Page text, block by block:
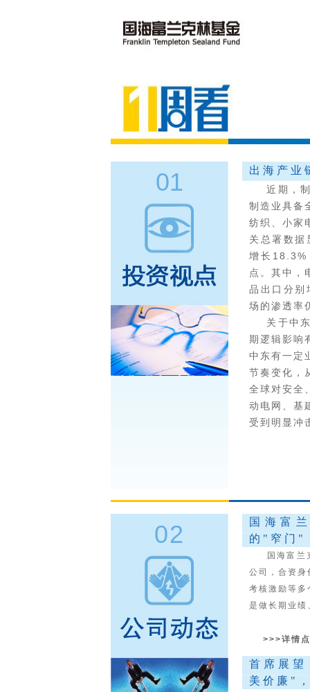
01 出海产业
近期，制
制造业具备
纺织、小家
关总署数
增长18.3%
点。其中，
品出口分
场的渗透率
关于中东
期逻辑影响
中东有一定
节奏变化，
全球对安全
动电网、基
受到明显冲
02
国海富
的"窄门"
国海富兰克
公司，合资
考核激励等
是做长期业绩
>>>详情
首席展
美价廉"